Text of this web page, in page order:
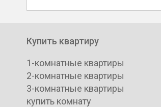
Купить квартиру
1-комнатные квартиры
2-комнатные квартиры
3-комнатные квартиры
купить комнату